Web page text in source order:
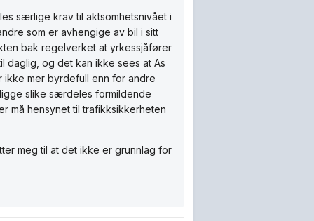
særlige krav til aktsomhetsnivået i
som er avhengige av bil i sitt
bak regelverket at yrkessjåfører
daglig, og det kan ikke sees at As
ikke mer byrdefull enn for andre
slike særdeles formildende
må hensynet til trafikksikkerheten
meg til at det ikke er grunnlag for